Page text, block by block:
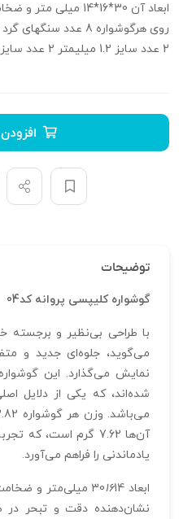
روی هرگوشواره 8 عدد سنگهای گرد قرار دارد (جمعا 16 عدد).
2 عدد سایز 1.2 میلیمتر 2 عدد سایز 1 میلیمتر و 4 عدد سایز 1.1 میلیمتر
توضیحات
گوشواره کلیپسی پروانه کد04
با طراحی بی‌نظیر و برجسته
می‌گوید، جلوه‌ای جدید و
شده‌اند، که یکی از دلایل
آن‌ها 7.62 گرم است،
یادماندنی‌ را فراهم می‌آورد.
ابعاد 30 16
نشان‌دهنده دقت و تبحر در